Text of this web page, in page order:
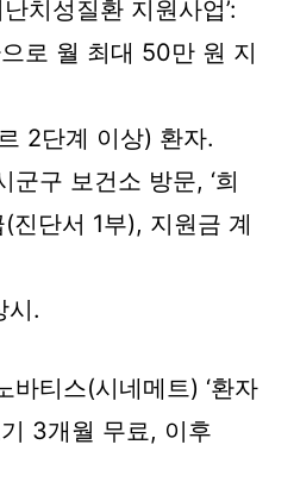
치성질환 지원사업’:
로 월 최대 50만 원 지
2단계 이상) 환자.
군구 보건소 방문, ‘희
진단서 1부), 지원금 계
시.
바티스(시네메트) ‘환자
3개월 무료, 이후